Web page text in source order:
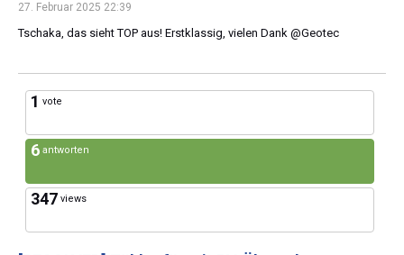
27. Februar 2025 22:39
Tschaka, das sieht TOP aus! Erstklassig, vielen Dank @Geotec
1 vote
6 antworten
347 views